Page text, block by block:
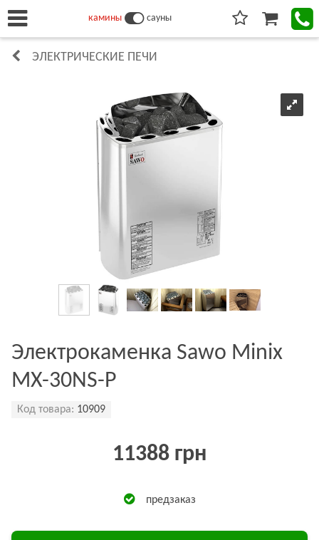
камины сауны
ЭЛЕКТРИЧЕСКИЕ ПЕЧИ
Электрокаменка Sawo Minix
MX-30NS-P
Код товара: 10909
11388 грн
предзаказ